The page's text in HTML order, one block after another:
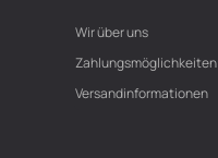
Wir über uns
Zahlungsmöglichkeiten
Versandinformationen